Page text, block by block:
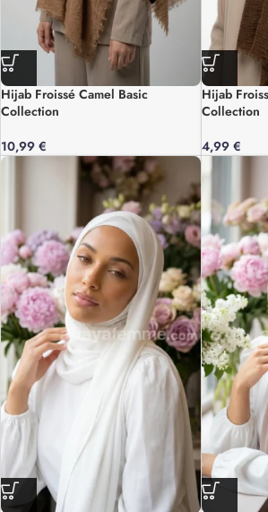
Hijab Froissé Camel Basic
Collection
10,99 €
Hijab
Collection
4,99 €